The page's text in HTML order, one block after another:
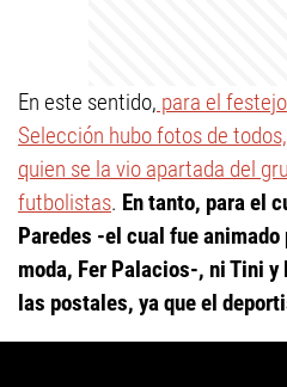
En este sentido, para el
Selección hubo fotos de
quien se la vio apartada del
futbolistas. En tanto, para el
Paredes -el cual fue
moda, Fer Palacios-, ni Tini y
las postales, ya que el